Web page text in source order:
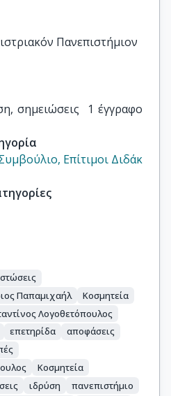
Πανεπιστήμιον
σημειώσεις  1 έγγραφο
Επίτιμοι Διδάκ
Παπαμιχαήλ
Κοσμητεία
Λογοθετόπουλος
επετηρίδα
αποφάσεις
Κοσμητεία
ιδρύση
πανεπιστήμιο